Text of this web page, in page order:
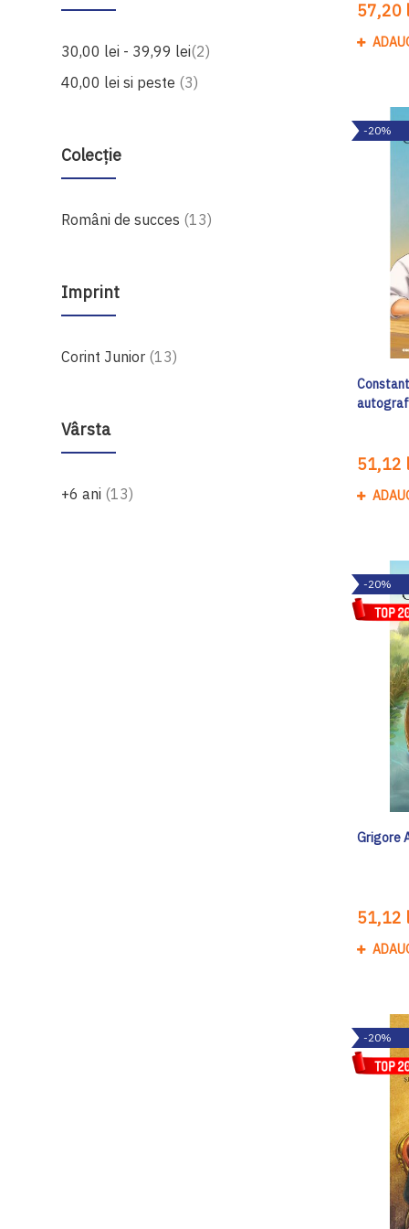
30,00 lei - 39,99 lei 2produse
40,00 lei si peste 3produse
Colecție
Români de succes 13produse
Imprint
Corint Junior 13produse
Vârsta
+6 ani 13produse
57,20
-20%
autograf
51,12
-20%
Grigore
51,12
-20%